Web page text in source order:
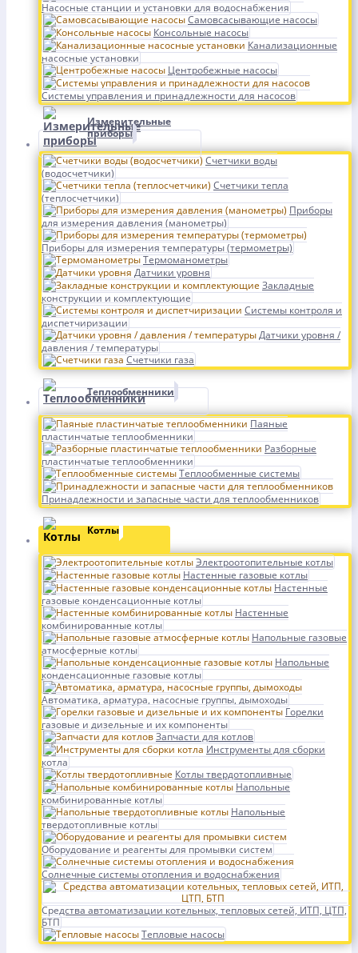
Насосные станции и установки для водоснабжения
Самовсасывающие насосы
Консольные насосы
Канализационные
насосные установки
Центробежные насосы
Системы управления и принадлежности для насосов
Измерительные
приборы
Счетчики воды
(водосчетчики)
Счетчики тепла
(теплосчетчики)
Приборы
для измерения давления (манометры)
Приборы для измерения температуры (термометры)
Термоманометры
Датчики уровня
Закладные
конструкции и комплектующие
Системы контроля и
диспетчиризации
Датчики уровня /
давления / температуры
Счетчики газа
Теплообменники
Паяные
пластинчатые теплообменники
Разборные
пластинчатые теплообменники
Теплообменные системы
Принадлежности и запасные части для теплообменников
Котлы
Электроотопительные котлы
Настенные газовые котлы
Настенные
газовые конденсационные котлы
Настенные
комбинированные котлы
Напольные газовые
атмосферные котлы
Напольные
конденсационные газовые котлы
Автоматика, арматура, насосные группы, дымоходы
Горелки
газовые и дизельные и их компоненты
Запчасти для котлов
Инструменты для сборки
котла
Котлы твердотопливные
Напольные
комбинированные котлы
Напольные
твердотопливные котлы
Оборудование и реагенты для промывки систем
Солнечные системы отопления и водоснабжения
Средства автоматизации котельных, тепловых сетей, ИТП, ЦТП,
БТП
Тепловые насосы